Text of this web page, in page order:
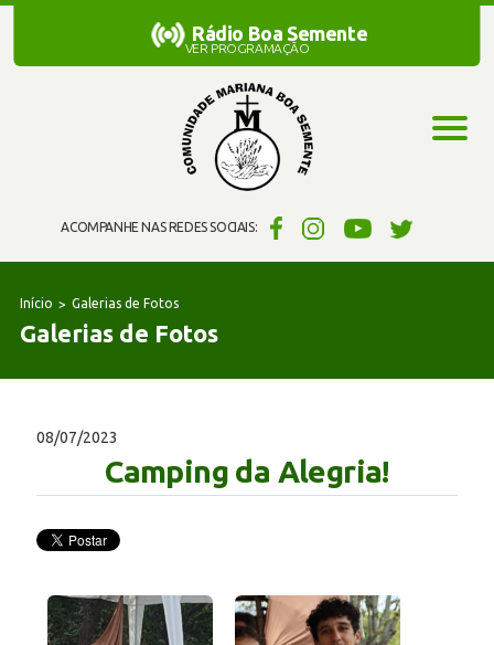
ACOMPANHE NAS REDES SOCIAIS:
Rádio Boa Semente
Rádio Boa Semente
VER PROGRAMAÇÃO
Início Galerias de Fotos
Galerias de Fotos
08/07/2023
Camping da Alegria!